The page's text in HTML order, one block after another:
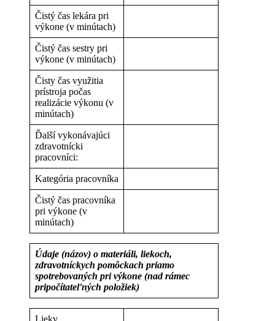
Čistý čas lekára pri
výkone (v minútach)
Čistý čas sestry pri
výkone (v minútach)
Čisty čas využitia
prístroja počas
realizácie výkonu (v
minútach)
Ďalší vykonávajúci
zdravotnícki
pracovníci:
Kategória pracovníka
Čistý čas pracovníka
pri výkone (v
minútach)
Údaje (názov) o materiáli, liekoch,
zdravotníckych pomôckach priamo
spotrebovaných pri výkone (nad rámec
pripočítateľných položiek)
Lieky